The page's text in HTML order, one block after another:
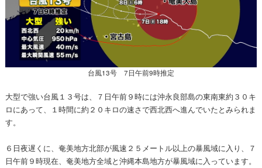
台風13号 7日午前9時推定
大型で強い台風１３号は、７日午前９時には沖永良部島の東南東約３０キ
ロにあって、１時間に約２０キロの速さで西北西へ進んでいたとみられま
す。
６日夜遅くに、奄美地方北部が風速２５メートル以上の暴風域に入り、７
日午前９時現在、奄美地方全域と沖縄本島地方が暴風域に入っています。